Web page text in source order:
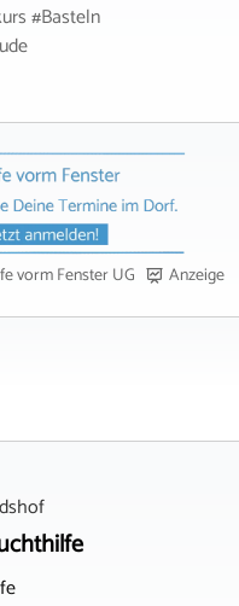
#Basteln
vorm Fenster UG Anzeige